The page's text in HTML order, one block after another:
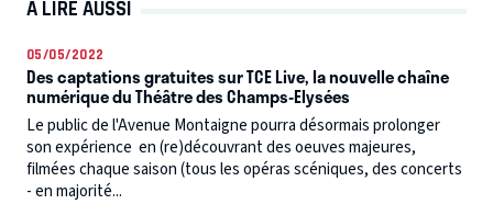
À LIRE AUSSI
05/05/2022
Des captations gratuites sur TCE Live, la nouvelle chaîne
numérique du Théâtre des Champs-Elysées
Le public de l'Avenue Montaigne pourra désormais prolonger
son expérience en (re)découvrant des oeuves majeures,
filmées chaque saison (tous les opéras scéniques, des concerts
- en majorité...